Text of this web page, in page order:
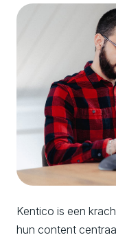
Kentico is een
hun content